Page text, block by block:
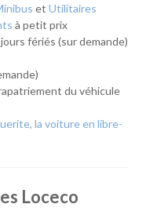
en week-end,
déménagement, partir
professionnel, vous
adapté à votre
d'une voiture ou d'un
nécessaire, tout en
et de tarifs
et Utilitaires
à petit prix
fériés (sur demande)
du véhicule
la voiture en libre-
Loceco